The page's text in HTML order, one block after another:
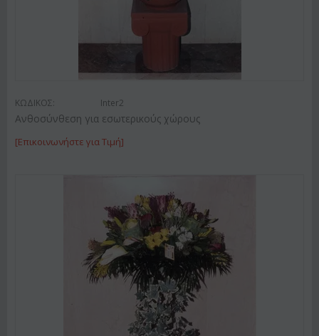
ΚΩΔΙΚΟΣ: Inter2
Ανθοσύνθεση για εσωτερικούς χώρους
[Επικοινωνήστε για Τιμή]